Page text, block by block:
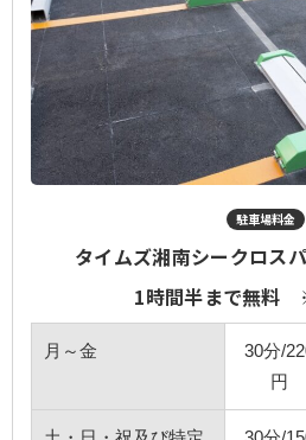
駐車場料金
タイムズ湘南シークロス
1時間半まで無料
月～金
30分/
円